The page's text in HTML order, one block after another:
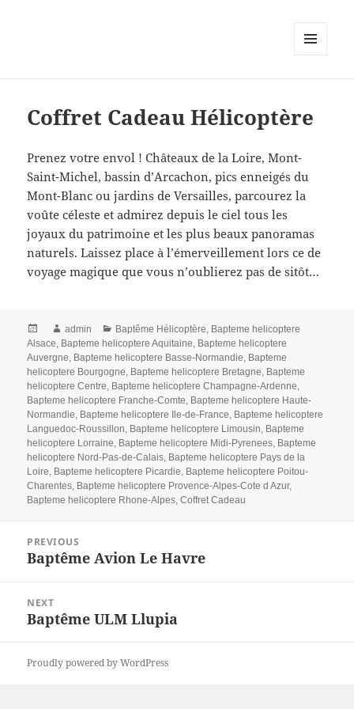
Coffret Cadeau Hélicoptère
Prenez votre envol ! Châteaux de la Loire, Mont-
Saint-Michel, bassin d’Arcachon, pics enneigés du
Mont-Blanc ou jardins de Versailles, parcourez la
voûte céleste et admirez depuis le ciel tous les
joyaux du patrimoine et les plus beaux panoramas
naturels. Laissez place à l’émerveillement lors ce de
voyage magique que vous n’oublierez pas de sitôt…
Posted
on
Author
admin Categories
Baptême Hélicoptère, Bapteme helicoptere
Alsace, Bapteme helicoptere Aquitaine, Bapteme helicoptere
Auvergne, Bapteme helicoptere Basse-Normandie, Bapteme
helicoptere Bourgogne, Bapteme helicoptere Bretagne, Bapteme
helicoptere Centre, Bapteme helicoptere Champagne-Ardenne,
Bapteme helicoptere Franche-Comte, Bapteme helicoptere Haute-
Normandie, Bapteme helicoptere Ile-de-France, Bapteme helicoptere
Languedoc-Roussillon, Bapteme helicoptere Limousin, Bapteme
helicoptere Lorraine, Bapteme helicoptere Midi-Pyrenees, Bapteme
helicoptere Nord-Pas-de-Calais, Bapteme helicoptere Pays de la
Loire, Bapteme helicoptere Picardie, Bapteme helicoptere Poitou-
Charentes, Bapteme helicoptere Provence-Alpes-Cote d Azur,
Bapteme helicoptere Rhone-Alpes,Coffret Cadeau
navigation
PREVIOUS
Previous
Baptême Avion Le Havre
NEXT
Next
Baptême ULM Llupia
Proudly powered by WordPress